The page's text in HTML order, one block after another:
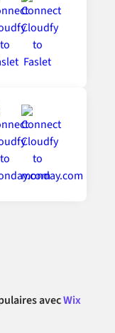
avecWix